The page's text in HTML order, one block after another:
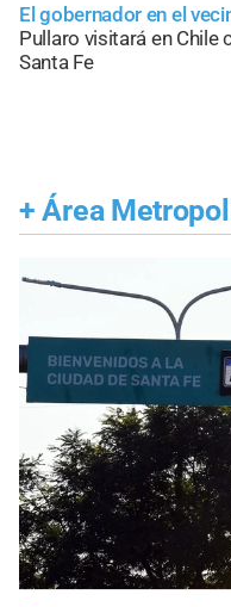
El gobernador en el
Pullaro visitará en Chile
Santa Fe
+ Área